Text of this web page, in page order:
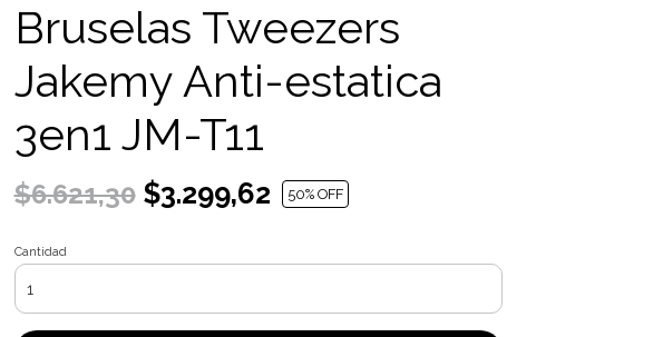
Bruselas Tweezers
Jakemy Anti-estatica
3en1 JM-T11
$6.621,30$3.299,62 50% OFF
Cantidad